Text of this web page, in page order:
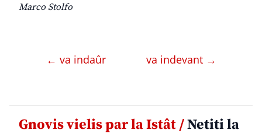
Marco Stolfo
← va indaûr va indevant →
Gnovis vielis par la Istât /Netiti la